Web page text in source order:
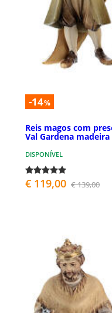
-14%
Reis magos com
Val Gardena
DISPONÍVEL
€ 119,00 € 139,00